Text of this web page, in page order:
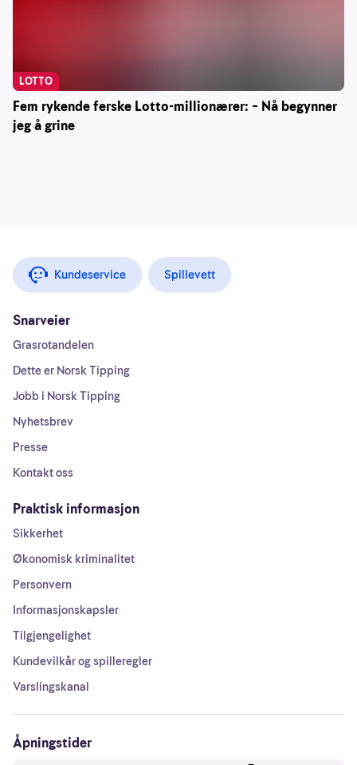
Fem rykende ferske Lotto-millionærer: – Nå begynner
jeg å grine
LOTTO
Kundeservice Spillevett
Snarveier
Grasrotandelen
Dette er Norsk Tipping
Jobb i Norsk Tipping
Nyhetsbrev
Presse
Kontakt oss
Praktisk informasjon
Sikkerhet
Økonomisk kriminalitet
Personvern
Informasjonskapsler
Tilgjengelighet
Kundevilkår og spilleregler
Varslingskanal
Åpningstider